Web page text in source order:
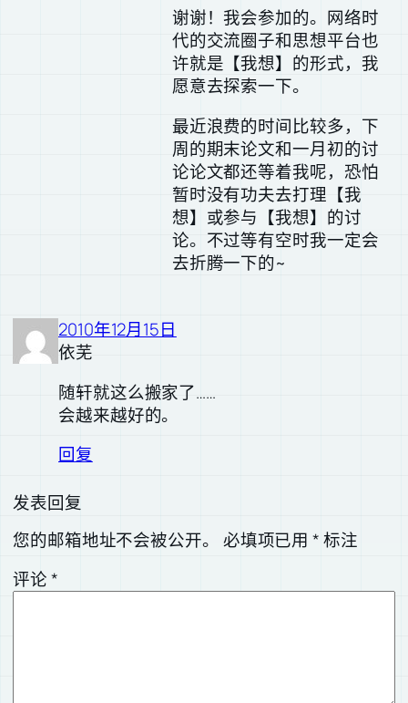
谢谢！我会参加的。网络时
代的交流圈子和思想平台也
许就是【我想】的形式，我
愿意去探索一下。
最近浪费的时间比较多，下
周的期末论文和一月初的讨
论论文都还等着我呢，恐怕
暂时没有功夫去打理【我
想】或参与【我想】的讨
论。不过等有空时我一定会
去折腾一下的~
2010年12月15日
依芜
随轩就这么搬家了……
会越来越好的。
回复
发表回复
您的邮箱地址不会被公开。
必填项已用*标注
评论*